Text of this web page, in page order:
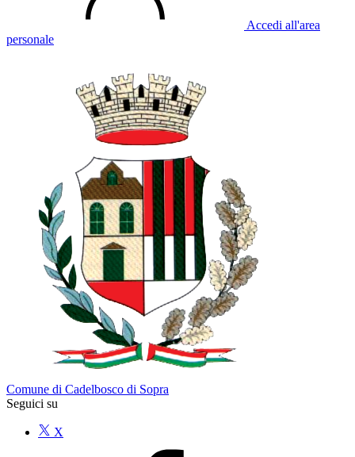
Accedi all'area
personale
Comune di Cadelbosco di Sopra
Seguici su
X